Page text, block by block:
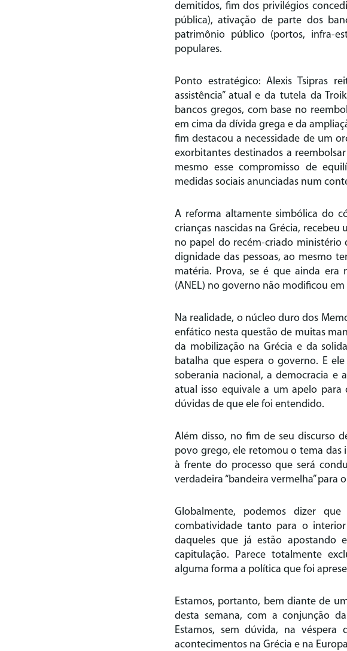
demitidos, fim dos privilégios
pública), ativação de parte dos
patrimônio público (portos, infra-
populares.
Ponto estratégico: Alexis Tsipras
assistência” atual e da tutela da
bancos gregos, com base no
em cima da dívida grega e da
fim destacou a necessidade de um
exorbitantes destinados a
mesmo esse compromisso de
medidas sociais anunciadas num
A reforma altamente simbólica do
crianças nascidas na Grécia,
no papel do recém-criado
dignidade das pessoas, ao mesmo
matéria. Prova, se é que ainda era
(ANEL) no governo não modificou em
Na realidade, o núcleo duro dos
enfático nesta questão de muitas
da mobilização na Grécia e da
batalha que espera o governo. E
soberania nacional, a democracia e
atual isso equivale a um apelo
dúvidas de que ele foi entendido.
Além disso, no fim de seu discurso
povo grego, ele retomou o tema das
à frente do processo que será
verdadeira “bandeira vermelha” para
Globalmente, podemos dizer
combatividade tanto para o
daqueles que já estão apostando
capitulação. Parece totalmente
alguma forma a política que foi
Estamos, portanto, bem diante de
desta semana, com a conjunção
Estamos, sem dúvida, na
acontecimentos na Grécia e na